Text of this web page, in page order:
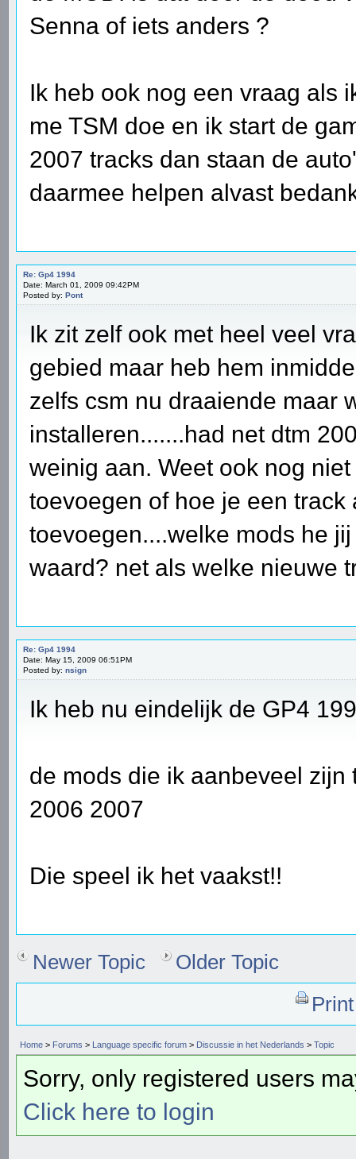
Senna of iets anders ?
Ik heb ook nog een vraag als
me TSM doe en ik start de
2007 tracks dan staan de
daarmee helpen alvast
Re: Gp4 1994
Date: March 01, 2009 09:42PM
Posted by: Pont
Ik zit zelf ook met heel veel
gebied maar heb hem
zelfs csm nu draaiende maar
installeren.......had net dtm
weinig aan. Weet ook nog
toevoegen of hoe je een
toevoegen....welke mods he
waard? net als welke nieuwe
Re: Gp4 1994
Date: May 15, 2009 06:51PM
Posted by: nsign
Ik heb nu eindelijk de GP4
de mods die ik aanbeveel
2006 2007
Die speel ik het vaakst!!
Newer Topic
Older Topic
Home > Forums > Language specific forum > Discussie in het Nederlands > Topic
Sorry, only registered users
Click here to login